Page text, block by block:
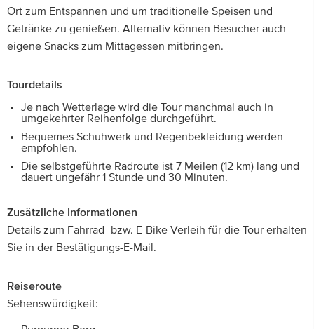
Ort zum Entspannen und um traditionelle Speisen und
Getränke zu genießen. Alternativ können Besucher auch
eigene Snacks zum Mittagessen mitbringen.
Tourdetails
Je nach Wetterlage wird die Tour manchmal auch in
umgekehrter Reihenfolge durchgeführt.
Bequemes Schuhwerk und Regenbekleidung werden
empfohlen.
Die selbstgeführte Radroute ist 7 Meilen (12 km) lang und
dauert ungefähr 1 Stunde und 30 Minuten.
Zusätzliche Informationen
Details zum Fahrrad- bzw. E-Bike-Verleih für die Tour erhalten
Sie in der Bestätigungs-E-Mail.
Reiseroute
Sehenswürdigkeit: